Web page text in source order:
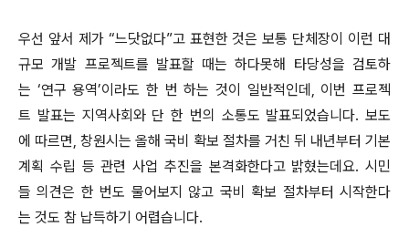
우선 앞서 제가 “느닷없다”고 표현한 것은 보통 단체장이 이런 대
규모 개발 프로젝트를 발표할 때는 하다못해 타당성을 검토하
는 ‘연구 용역’이라도 한 번 하는 것이 일반적인데, 이번 프로젝
트 발표는 지역사회와 단 한 번의 소통도 발표되었습니다. 보도
에 따르면, 창원시는 올해 국비 확보 절차를 거친 뒤 내년부터 기본
계획 수립 등 관련 사업 추진을 본격화한다고 밝혔는데요. 시민
들 의견은 한 번도 물어보지 않고 국비 확보 절차부터 시작한다
는 것도 참 납득하기 어렵습니다.